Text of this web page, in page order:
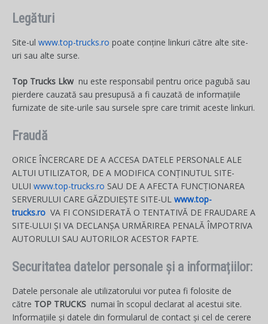
Legături
Site-ul www.top-trucks.ro poate conține linkuri către alte site-
uri sau alte surse.
Top Trucks Lkw nu este responsabil pentru orice pagubă sau
pierdere cauzată sau presupusă a fi cauzată de informațiile
furnizate de site-urile sau sursele spre care trimit aceste linkuri.
Fraudă
ORICE ÎNCERCARE DE A ACCESA DATELE PERSONALE ALE
ALTUI UTILIZATOR, DE A MODIFICA CONȚINUTUL SITE-
ULUI www.top-trucks.ro SAU DE A AFECTA FUNCȚIONAREA
SERVERULUI CARE GĂZDUIEȘTE SITE-UL www.top-
trucks.ro VA FI CONSIDERATĂ O TENTATIVĂ DE FRAUDARE A
SITE-ULUI ȘI VA DECLANȘA URMĂRIREA PENALĂ ÎMPOTRIVA
AUTORULUI SAU AUTORILOR ACESTOR FAPTE.
Securitatea datelor personale și a informațiilor:
Datele personale ale utilizatorului vor putea fi folosite de
către TOP TRUCKS numai în scopul declarat al acestui site.
Informațiile și datele din formularul de contact și cel de cerere